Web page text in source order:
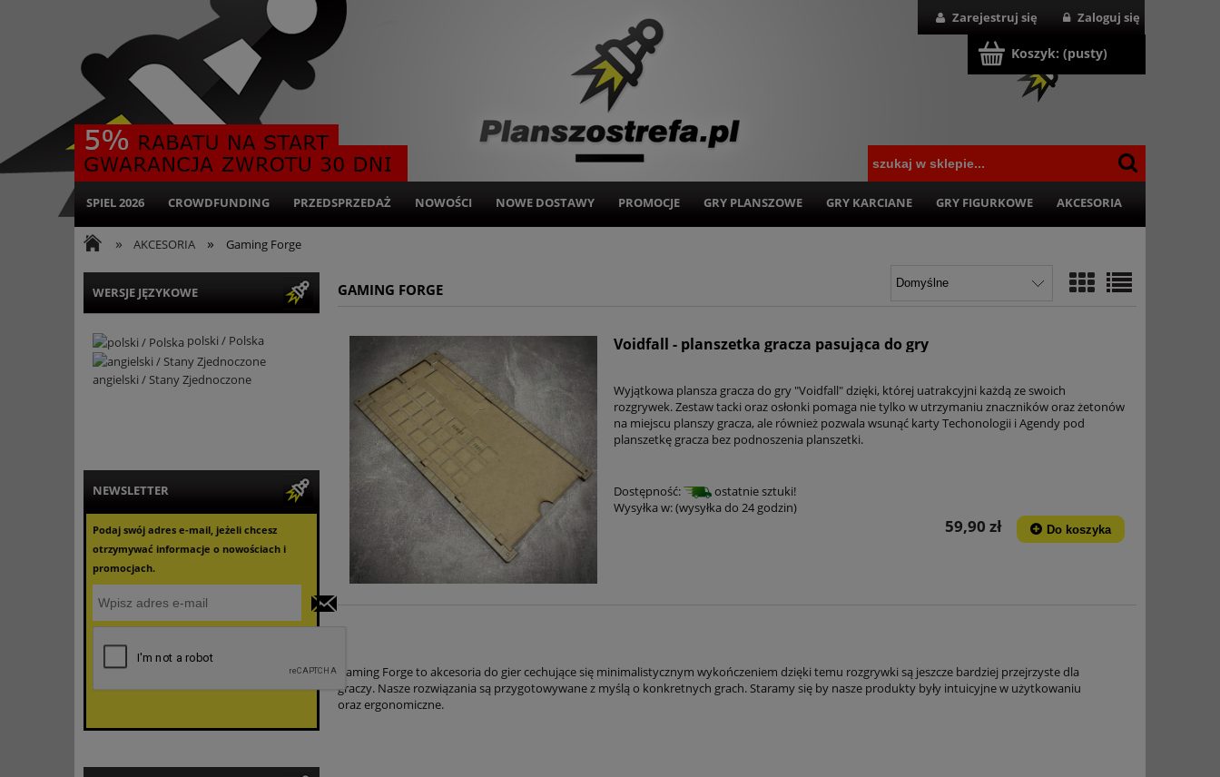
Zarejestruj się Zaloguj się
Koszyk: (pusty)
SPIEL 2026 CROWDFUNDING PRZEDSPRZEDAŻ NOWOŚCI NOWE DOSTAWY PROMOCJE GRY PLANSZOWE GRY KARCIANE GRY FIGURKOWE AKCESORIA
» AKCESORIA » Gaming Forge
WERSJE JĘZYKOWE
polski / Polska
angielski / Stany Zjednoczone
NEWSLETTER
Podaj swój adres e-mail, jeżeli chcesz
otrzymywać informacje o nowościach i
promocjach.
GAMING FORGE
Voidfall - planszetka gracza pasująca do gry
Wyjątkowa plansza gracza do gry "Voidfall" dzięki, której uatrakcyjni każdą ze swoich
rozgrywek. Zestaw tacki oraz osłonki pomaga nie tylko w utrzymaniu znaczników oraz żetonów
na miejscu planszy gracza, ale również pozwala wsunąć karty Techonologii i Agendy pod
planszetkę gracza bez podnoszenia planszetki.
Dostępność:
ostatnie sztuki!
Wysyłka w:(wysyłka do 24 godzin)
59,90 zł Do koszyka
Gaming Forge to akcesoria do gier cechujące się minimalistycznym wykończeniem dzięki temu rozgrywki są jeszcze bardziej przejrzyste dla
graczy. Nasze rozwiązania są przygotowywane z myślą o konkretnych grach. Staramy się by nasze produkty były intuicyjne w użytkowaniu
oraz ergonomiczne.